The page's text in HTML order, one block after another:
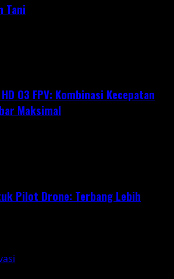
Tani
HD O3 FPV: Kombinasi Kecepatan
Maksimal
Pilot Drone: Terbang Lebih